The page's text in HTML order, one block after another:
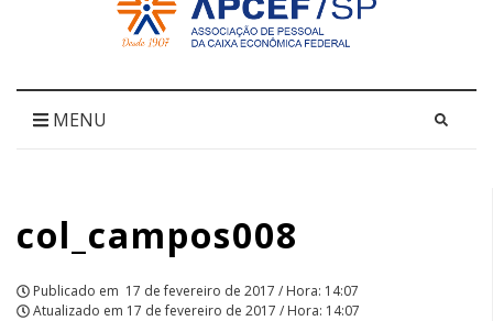
inicial
MENU
col_campos008
Publicado em 17 de fevereiro de 2017 / Hora: 14:07
Atualizado em 17 de fevereiro de 2017 / Hora: 14:07